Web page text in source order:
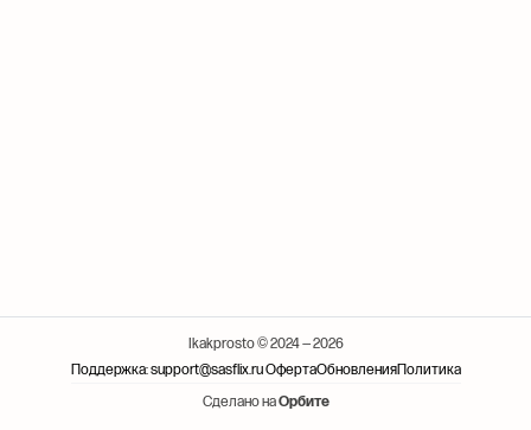
Ikakprosto © 2024 — 2026
Поддержка: support@sasflix.ruОфертаОбновленияПолитика
Сделано наОрбите